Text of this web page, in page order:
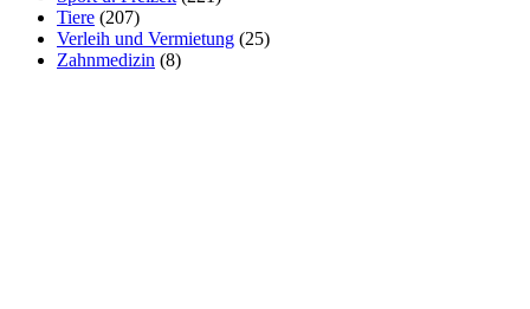
Tiere (207)
Verleih und Vermietung (25)
Zahnmedizin (8)